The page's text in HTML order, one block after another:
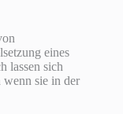
eines
lassen sich
wenn sie in der